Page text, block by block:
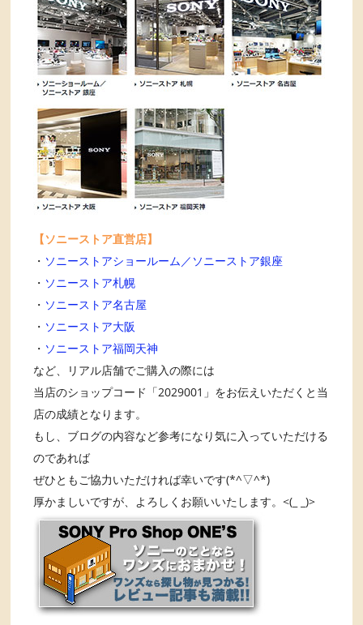
【ソニーストア直営店】
・ ソニーストアショールーム／ソニーストア銀座
・ ソニーストア札幌
・ ソニーストア名古屋
・ ソニーストア大阪
・ ソニーストア福岡天神
など、リアル店舗でご購入の際には
当店のショップコード「2029001」をお伝えいただくと当
店の成績となります。
もし、ブログの内容など参考になり気に入っていただける
のであれば
ぜひともご協力いただければ幸いです(*^▽^*)
厚かましいですが、よろしくお願いいたします。<(_ _)>